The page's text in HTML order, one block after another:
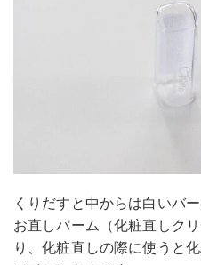
くりだすと中からは白いバ
お直しバーム（化粧直しク
り、化粧直しの際に使うと